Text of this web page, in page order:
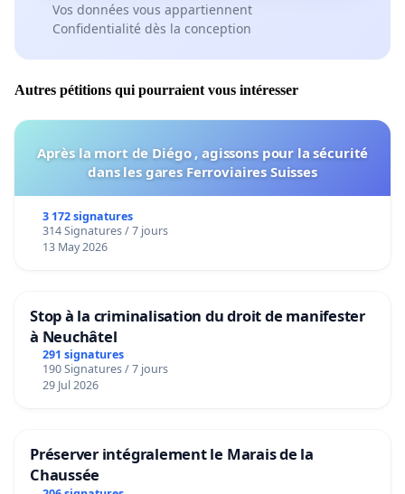
Vos données vous appartiennent
Confidentialité dès la conception
Autres pétitions qui pourraient vous intéresser
Après la mort de Diégo , agissons pour la sécurité
dans les gares Ferroviaires Suisses
3 172 signatures
314 Signatures / 7 jours
13 May 2026
Stop à la criminalisation du droit de manifester
à Neuchâtel
291 signatures
190 Signatures / 7 jours
29 Jul 2026
Préserver intégralement le Marais de la
Chaussée